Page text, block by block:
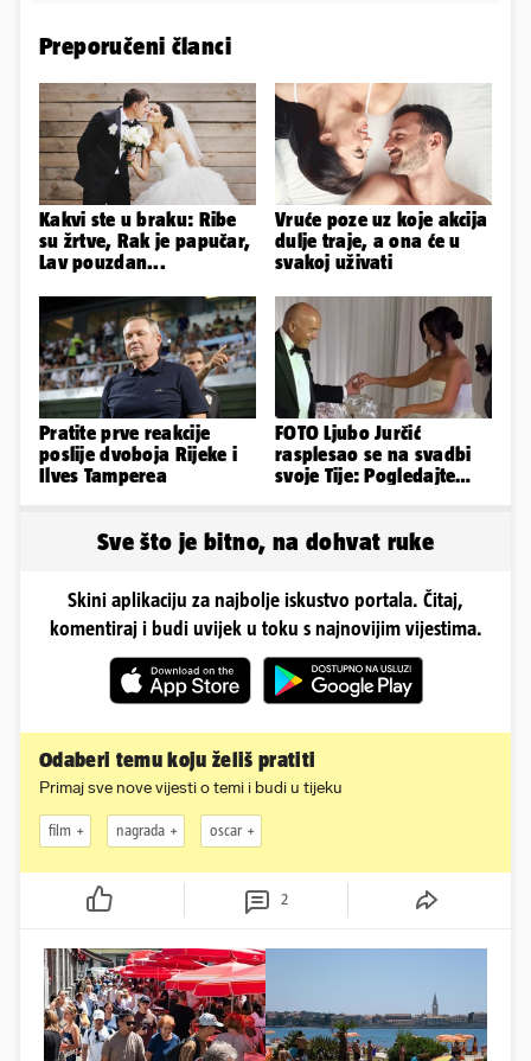
Preporučeni članci
Kakvi ste u braku: Ribe
su žrtve, Rak je papučar,
Lav pouzdan...
Vruće poze uz koje akcija
dulje traje, a ona će u
svakoj uživati
Pratite prve reakcije
poslije dvoboja Rijeke i
Ilves Tamperea
FOTO Ljubo Jurčić
rasplesao se na svadbi
svoje Tije: Pogledajte
Sve što je bitno, na dohvat ruke
Skini aplikaciju za najbolje iskustvo portala. Čitaj,
komentiraj i budi uvijek u toku s najnovijim vijestima.
Odaberi temu koju želiš pratiti
Primaj sve nove vijesti o temi i budi u tijeku
film nagrada oscar
2